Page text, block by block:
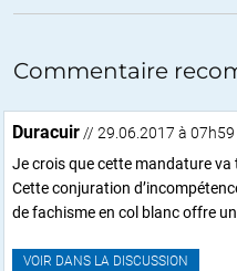
Commentaire
Duracuir // 29.06.2017 à 07h59
Je crois que cette mandature va
Cette conjuration
de fachisme en col blanc offre
VOIR DANS LA DISCUSSION